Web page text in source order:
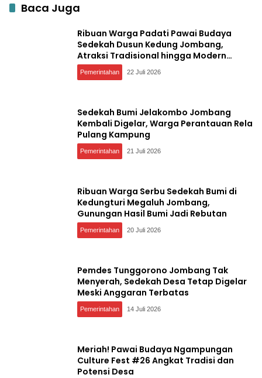
Baca Juga
Ribuan Warga Padati Pawai Budaya
Sedekah Dusun Kedung Jombang,
Atraksi Tradisional hingga Modern
Memukau
Pemerintahan 22 Juli 2026
Sedekah Bumi Jelakombo Jombang
Kembali Digelar, Warga Perantauan Rela
Pulang Kampung
Pemerintahan 21 Juli 2026
Ribuan Warga Serbu Sedekah Bumi di
Kedungturi Megaluh Jombang,
Gunungan Hasil Bumi Jadi Rebutan
Pemerintahan 20 Juli 2026
Pemdes Tunggorono Jombang Tak
Menyerah, Sedekah Desa Tetap Digelar
Meski Anggaran Terbatas
Pemerintahan 14 Juli 2026
Meriah! Pawai Budaya Ngampungan
Culture Fest #26 Angkat Tradisi dan
Potensi Desa